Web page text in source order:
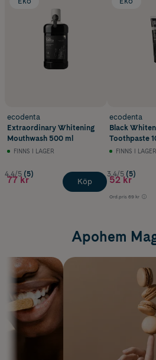
ecodenta
Extraordinary Whitening
Mouthwash 500 ml
FINNS I LAGER
4.4/5 (5)
77 kr Köp
ecodenta
Black
Toothpaste
FINNS I LAGER
3.4/5 (5)
52 kr
Ord.pris 69 kr
Apohem